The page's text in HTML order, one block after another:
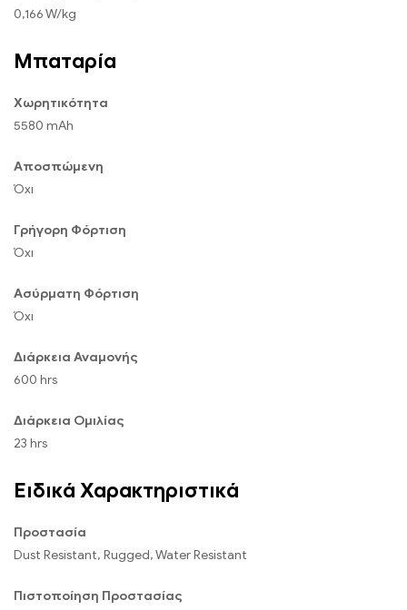
0,166 W/kg
Μπαταρία
Χωρητικότητα
5580 mAh
Αποσπώμενη
Όχι
Γρήγορη Φόρτιση
Όχι
Ασύρματη Φόρτιση
Όχι
Διάρκεια Αναμονής
600 hrs
Διάρκεια Ομιλίας
23 hrs
Ειδικά Χαρακτηριστικά
Προστασία
Dust Resistant, Rugged, Water Resistant
Πιστοποίηση Προστασίας